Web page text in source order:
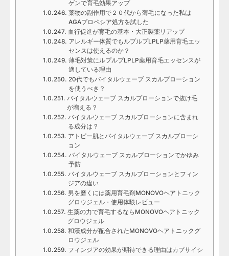
ゲンで育毛効果アップ
薬物の副作用で２０代から薄毛になった私は
AGAプロペシア処方を試した
血行促進が育毛の基本・大正製薬リアップ
アレルギー体質でもルプルプLPLP薬用育毛エッ
センスは使えるのか？
薄毛対策にルプルプLPLP薬用育毛エッセンスが
適している理由
20代でもバイタルウェーブ スカルプローション
を使うべき？
バイタルウェーブ スカルプローションで抜け毛
が増える？
バイタルウェーブ スカルプローションに含まれ
る成分は？
アトピー肌とバイタルウェーブ スカルプローシ
ョン
バイタルウェーブ スカルプローションでかゆみ
予防
バイタルウェーブ スカルプローションとフィン
ジアの違い
男を磨くには薬用育毛剤MONOVOヘアトニック
グロウジェル・使用体験レビュー
生薬の力で育毛するならMONOVOヘアトニック
グロウジェル
和漢成分が配合されたMONOVOヘアトニックグ
ロウジェル
フィンジアの効果が期待できる理由はカプサイシ